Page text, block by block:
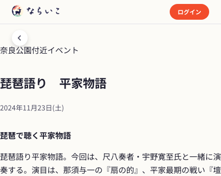
ログイン
奈良公園付近イベント
琵琶語り　平家物語
2024年11月23日(土)
琵琶で聴く平家物語
琵琶語り平家物語。今回は、尺八奏者・宇野寛至氏と一緒に演
奏する。演目は、那須与一の『扇の的』、平家最期の戦い『壇